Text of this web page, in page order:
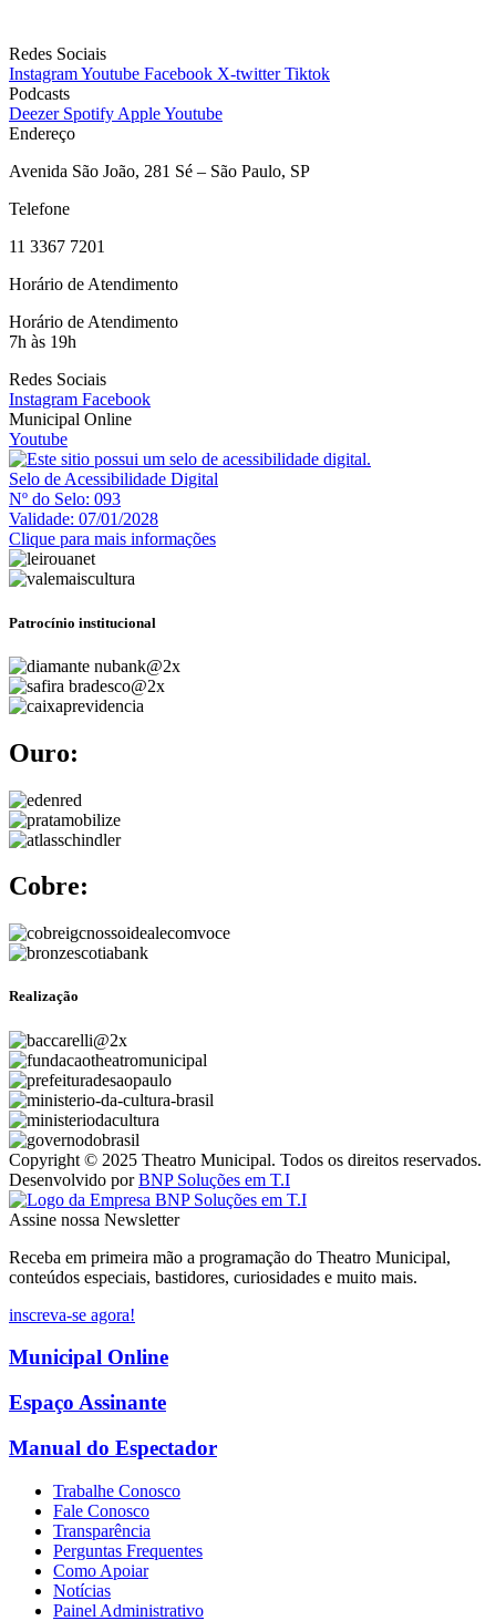
Redes Sociais
InstagramYoutube Facebook X-twitter Tiktok
Podcasts
Deezer Spotify AppleYoutube
Endereço
Avenida São João, 281 Sé – São Paulo, SP
Telefone
11 3367 7201
Horário de Atendimento
Horário de Atendimento
7h às 19h
Redes Sociais
Instagram Facebook
Municipal Online
Youtube
Selo de Acessibilidade Digital
Nº do Selo: 093
Validade: 07/01/2028
Clique para mais informações
Patrocínio institucional
Ouro:
Cobre:
Realização
Copyright © 2025 Theatro Municipal. Todos os direitos reservados.
Desenvolvido porBNP Soluções em T.I
Assine nossa Newsletter
Receba em primeira mão a programação do Theatro Municipal,
conteúdos especiais, bastidores, curiosidades e muito mais.
inscreva-se agora!
Municipal Online
Espaço Assinante
Manual do Espectador
Trabalhe Conosco
Fale Conosco
Transparência
Perguntas Frequentes
Como Apoiar
Notícias
Painel Administrativo